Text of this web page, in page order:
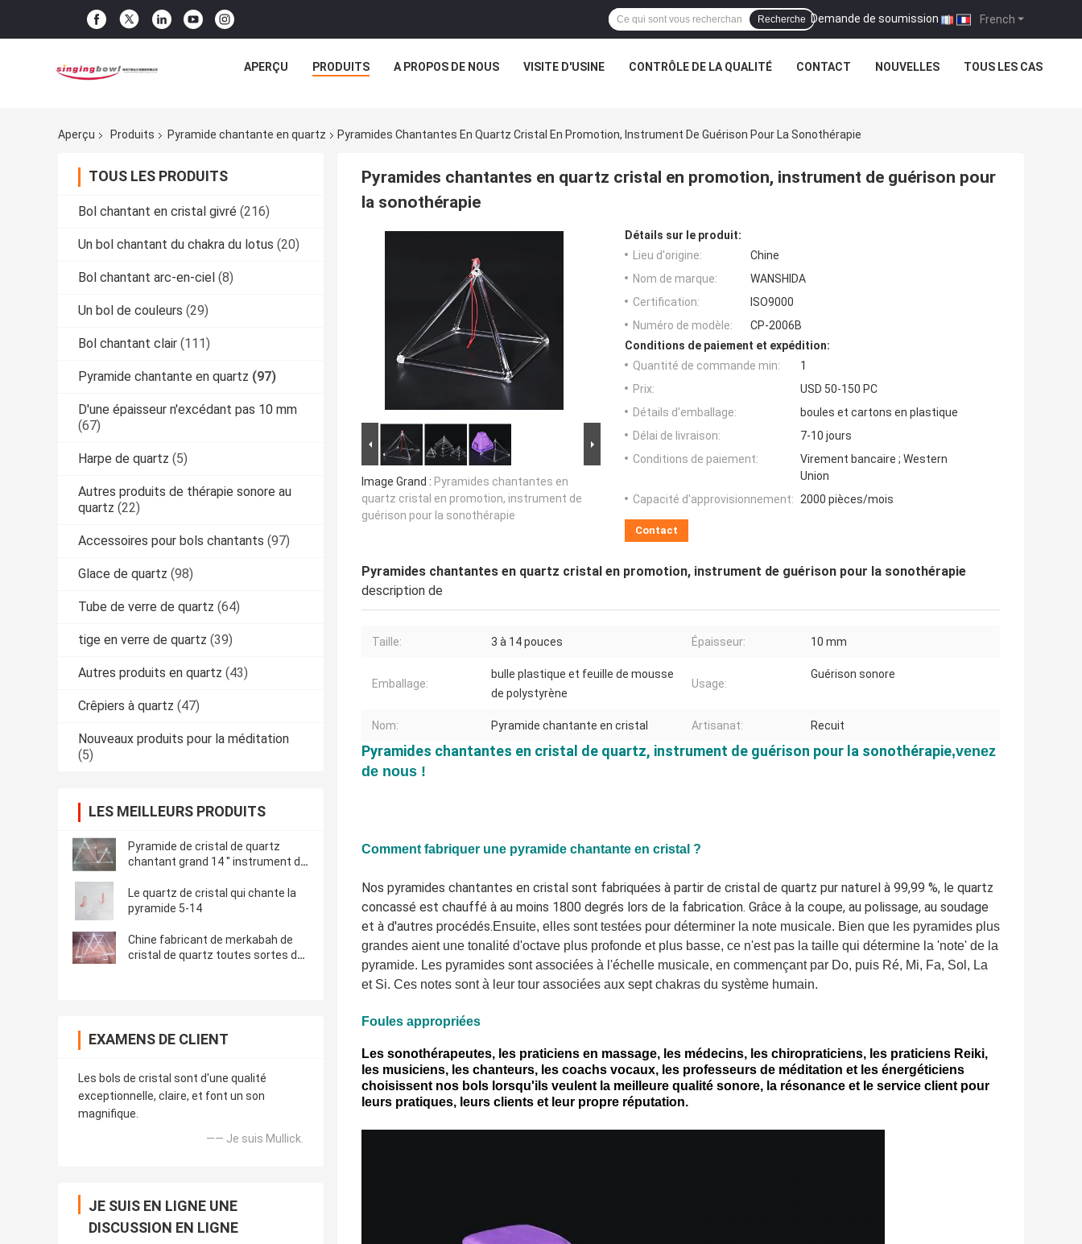
French
Demande de soumission |
Recherche
APERÇU PRODUITS A PROPOS DE NOUS VISITE D'USINE CONTRÔLE DE LA QUALITÉ CONTACT NOUVELLES TOUS LES CAS
Aperçu Produits Pyramide chantante en quartz Pyramides Chantantes En Quartz Cristal En Promotion, Instrument De Guérison Pour La Sonothérapie
TOUS LES PRODUITS
Bol chantant en cristal givré (216)
Un bol chantant du chakra du lotus (20)
Bol chantant arc-en-ciel (8)
Un bol de couleurs (29)
Bol chantant clair (111)
Pyramide chantante en quartz (97)
D'une épaisseur n'excédant pas 10 mm
(67)
Harpe de quartz (5)
Autres produits de thérapie sonore au
quartz (22)
Accessoires pour bols chantants (97)
Glace de quartz (98)
Tube de verre de quartz (64)
tige en verre de quartz (39)
Autres produits en quartz (43)
Crêpiers à quartz (47)
Nouveaux produits pour la méditation
(5)
LES MEILLEURS PRODUITS
Pyramide de cristal de quartz
chantant grand 14 ′′ instrument de
nouveau
Le quartz de cristal qui chante la
pyramide 5-14
Chine fabricant de merkabah de
cristal de quartz toutes sortes de
EXAMENS DE CLIENT
Les bols de cristal sont d'une qualité
exceptionnelle, claire, et font un son
magnifique.
—— Je suis Mullick.
JE SUIS EN LIGNE UNE
DISCUSSION EN LIGNE
Pyramides chantantes en quartz cristal en promotion, instrument de guérison pour
la sonothérapie
Image Grand : Pyramides chantantes en
quartz cristal en promotion, instrument de
guérison pour la sonothérapie
Détails sur le produit:
Lieu d'origine:
Chine
Nom de marque:
WANSHIDA
Certification:
ISO9000
Numéro de modèle:
CP-2006B
Conditions de paiement et expédition:
Quantité de commande min:
1
Prix:
USD 50-150 PC
Détails d'emballage:
boules et cartons en plastique
Délai de livraison:
7-10 jours
Conditions de paiement:
Virement bancaire ; Western
Union
Capacité d'approvisionnement: 2000 pièces/mois
Contact
Pyramides chantantes en quartz cristal en promotion, instrument de guérison pour la sonothérapie
description de
Taille: 3 à 14 pouces Épaisseur: 10 mm
Emballage:
bulle plastique et feuille de mousse
de polystyrène
Usage:
Guérison sonore
Nom: Pyramide chantante en cristal Artisanat: Recuit
Pyramides chantantes en cristal de quartz, instrument de guérison pour la sonothérapie,venez
de nous !
Comment fabriquer une pyramide chantante en cristal ?
Nos pyramides chantantes en cristal sont fabriquées à partir de cristal de quartz pur naturel à 99,99 %, le quartz
concassé est chauffé à au moins 1800 degrés lors de la fabrication. Grâce à la coupe, au polissage, au soudage
et à d'autres procédés.Ensuite, elles sont testées pour déterminer la note musicale. Bien que les pyramides plus
grandes aient une tonalité d'octave plus profonde et plus basse, ce n'est pas la taille qui détermine la 'note' de la
pyramide. Les pyramides sont associées à l'échelle musicale, en commençant par Do, puis Ré, Mi, Fa, Sol, La
et Si. Ces notes sont à leur tour associées aux sept chakras du système humain.
Foules appropriées
Les sonothérapeutes, les praticiens en massage, les médecins, les chiropraticiens, les praticiens Reiki,
les musiciens, les chanteurs, les coachs vocaux, les professeurs de méditation et les énergéticiens
choisissent nos bols lorsqu'ils veulent la meilleure qualité sonore, la résonance et le service client pour
leurs pratiques, leurs clients et leur propre réputation.